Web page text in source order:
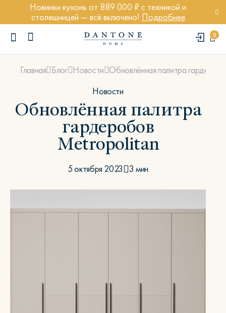
Новинки кухонь от 889 000 ₽ с техникой и
столешницей — всё включено! Подробнее
0
ПОПУЛЯРНЫЕ ЗАПРОСЫ
Диван Марсель
Стул Престон
Textures
Главная Блог Новости Обновлённая палитра
Новости
Обновлённая палитра
гардеробов
Metropolitan
5 октября 2023 3 мин